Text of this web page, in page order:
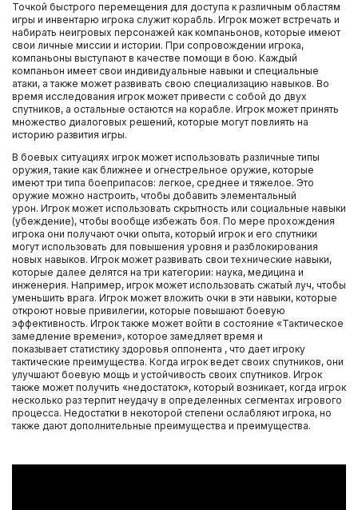
Точкой быстрого перемещения для доступа к различным областям
игры и инвентарю игрока служит корабль. Игрок может встречать и
набирать неигровых персонажей как компаньонов, которые имеют
свои личные миссии и истории. При сопровождении игрока,
компаньоны выступают в качестве помощи в бою. Каждый
компаньон имеет свои индивидуальные навыки и специальные
атаки, а также может развивать свою специализацию навыков. Во
время исследования игрок может привести с собой до двух
спутников, а остальные остаются на корабле. Игрок может принять
множество диалоговых решений, которые могут повлиять на
историю развития игры.
В боевых ситуациях игрок может использовать различные типы
оружия, такие как ближнее и огнестрельное оружие, которые
имеют три типа боеприпасов: легкое, среднее и тяжелое. Это
оружие можно настроить, чтобы добавить элементальный
урон. Игрок может использовать скрытность или социальные навыки
(убеждение), чтобы вообще избежать боя. По мере прохождения
игрока они получают очки опыта, который игрок и его спутники
могут использовать для повышения уровня и разблокирования
новых навыков. Игрок может развивать свои технические навыки,
которые далее делятся на три категории: наука, медицина и
инженерия. Например, игрок может использовать сжатый луч, чтобы
уменьшить врага. Игрок может вложить очки в эти навыки, которые
откроют новые привилегии, которые повышают боевую
эффективность. Игрок также может войти в состояние «Тактическое
замедление времени», которое замедляет время и
показывает статистику здоровья оппонента , что дает игроку
тактические преимущества. Когда игрок ведет своих спутников, они
улучшают боевую мощь и устойчивость своих спутников. Игрок
также может получить «недостаток», который возникает, когда игрок
несколько раз терпит неудачу в определенных сегментах игрового
процесса. Недостатки в некоторой степени ослабляют игрока, но
также дают дополнительные преимущества и преимущества.